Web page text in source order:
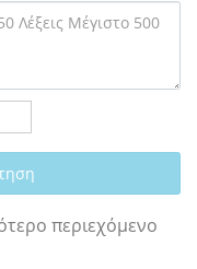
περιεχόμενο